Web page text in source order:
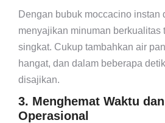
Dengan bubuk moccacino instan
menyajikan minuman berkualitas
singkat. Cukup tambahkan air
hangat, dan dalam beberapa
disajikan.
3. Menghemat Waktu
Operasional